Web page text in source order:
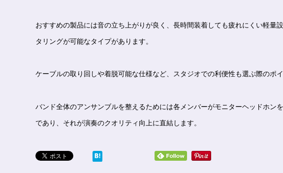
おすすめの製品には音の立ち上がりが良く、長時間装着しても疲れにくい軽量
タリングが可能なタイプがあります。
ケーブルの取り回しや着脱可能な仕様など、スタジオでの利便性も選ぶ際のポイ
バンド全体のアンサンブルを整えるためには各メンバーがモニターヘッドホン
であり、それが演奏のクオリティ向上に直結します。